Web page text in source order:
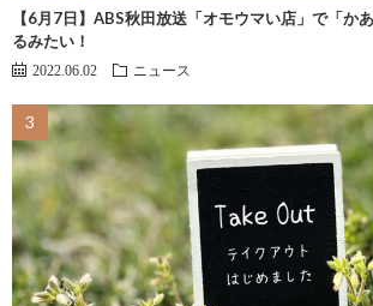
【6月7日】ABS秋田放送「オモウマい店」で「か
るみたい！
2022.06.02 ニュース